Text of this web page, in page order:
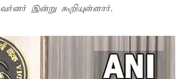
இன்று கூறியுள்ளார்.